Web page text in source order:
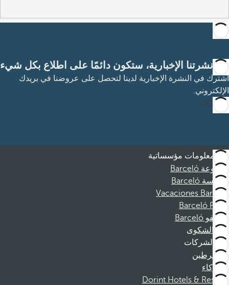
مع نشرتنا الإخبارية، ستكون دائمًا على اطلاع بكل شيء
اشترك في النشرة الإخبارية لدينا لتحصل على عروضنا في بريدك
الإلكتروني.
الاشتراك
معلومات مؤسساتية
مجموعة Barceló
مؤسسة Barceló
Vacaciones Barceló
Barceló Films
موظفو Barceló
قناة الشكوى
الشركات
المنخرطين
الشركاء
Dorint Hotels & Resorts